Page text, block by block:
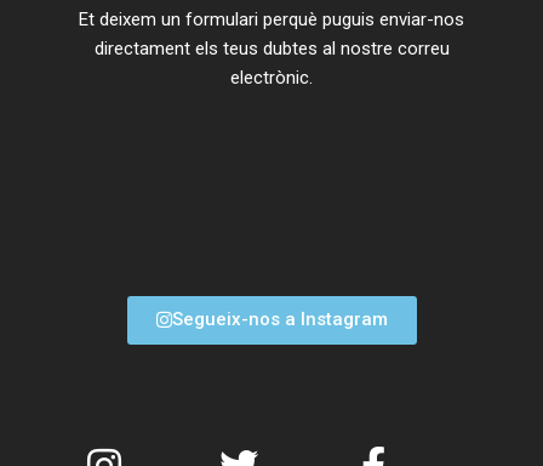
Et deixem un formulari perquè puguis enviar-nos
directament els teus dubtes al nostre correu
electrònic.
Segueix-nos a Instagram